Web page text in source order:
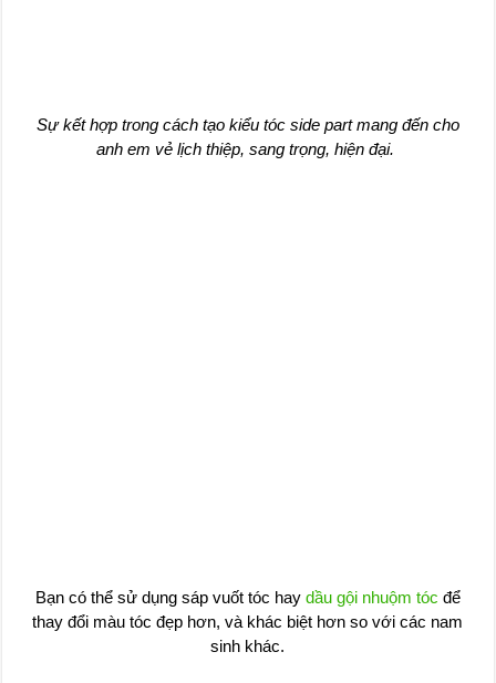
Sự kết hợp trong cách tạo kiểu tóc side part mang đến cho
anh em vẻ lịch thiệp, sang trọng, hiện đại.
Bạn có thể sử dụng sáp vuốt tóc hay dầu gội nhuộm tóc để
thay đổi màu tóc đẹp hơn, và khác biệt hơn so với các nam
sinh khác.